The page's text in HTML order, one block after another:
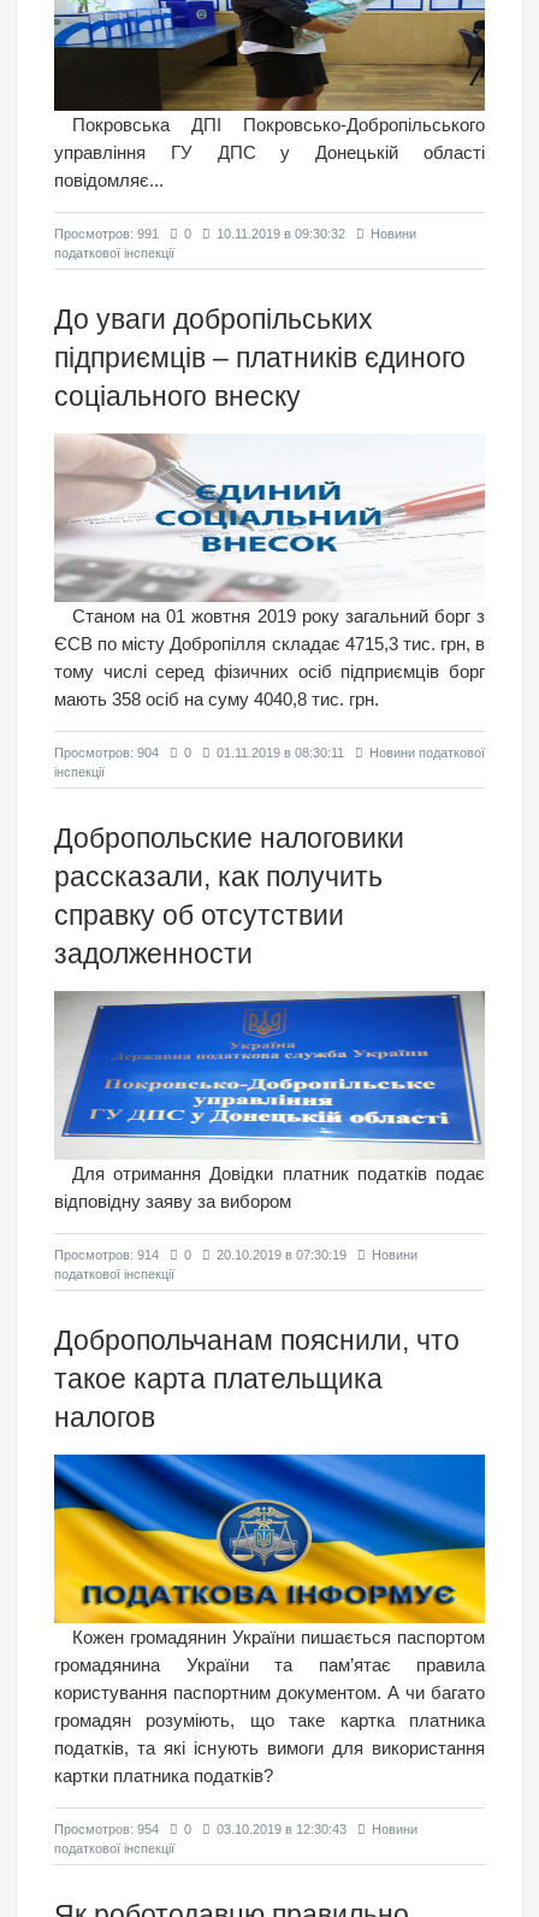
Покровська ДПІ Покровсько-Добропільського
управління ГУ ДПС у Донецькій області
повідомляє...
Просмотров: 991 0 10.11.2019 в 09:30:32
Новини
податкової інспекції
До уваги добропільських
підприємців – платників єдиного
соціального внеску
Станом на 01 жовтня 2019 року загальний борг з
ЄСВ по місту Добропілля складає 4715,3 тис. грн, в
тому числі серед фізичних осіб підприємців борг
мають 358 осіб на суму 4040,8 тис. грн.
Просмотров: 904 0 01.11.2019 в 08:30:11
Новини податкової
інспекції
Добропольские налоговики
рассказали, как получить
справку об отсутствии
задолженности
Для отримання Довідки платник податків подає
відповідну заяву за вибором
Просмотров: 914 0 20.10.2019 в 07:30:19
Новини
податкової інспекції
Добропольчанам пояснили, что
такое карта плательщика
налогов
Кожен громадянин України пишається паспортом
громадянина України та пам’ятає правила
користування паспортним документом. А чи багато
громадян розуміють, що таке картка платника
податків, та які існують вимоги для використання
картки платника податків?
Просмотров: 954 0 03.10.2019 в 12:30:43
Новини
податкової інспекції